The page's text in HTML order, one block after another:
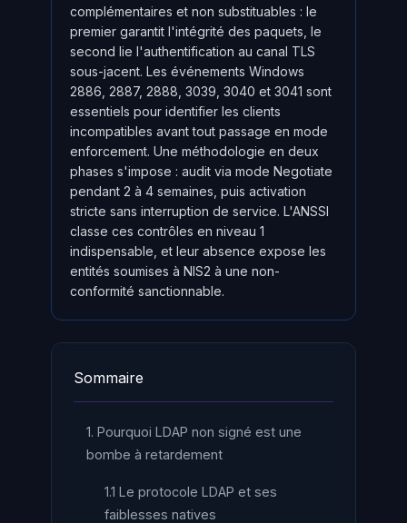
complémentaires et non substituables : le
premier garantit l'intégrité des paquets, le
second lie l'authentification au canal TLS
sous-jacent. Les événements Windows
2886, 2887, 2888, 3039, 3040 et 3041 sont
essentiels pour identifier les clients
incompatibles avant tout passage en mode
enforcement. Une méthodologie en deux
phases s'impose : audit via mode Negotiate
pendant 2 à 4 semaines, puis activation
stricte sans interruption de service. L'ANSSI
classe ces contrôles en niveau 1
indispensable, et leur absence expose les
entités soumises à NIS2 à une non-
conformité sanctionnable.
Sommaire
1. Pourquoi LDAP non signé est une
bombe à retardement
1.1 Le protocole LDAP et ses
faiblesses natives